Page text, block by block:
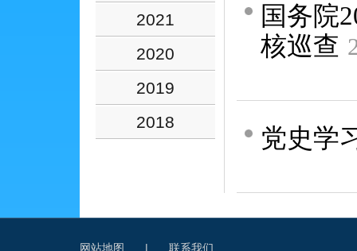
2021
2020
2019
2018
国务院
核巡查
党史学
网站地图 | 联系我们